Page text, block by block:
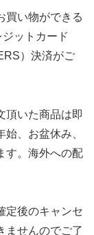
買い物ができる
ットカード
）決済がご
頂いた商品は即
、お盆休み、
す。海外への配
定後のキャンセ
ませんのでご了